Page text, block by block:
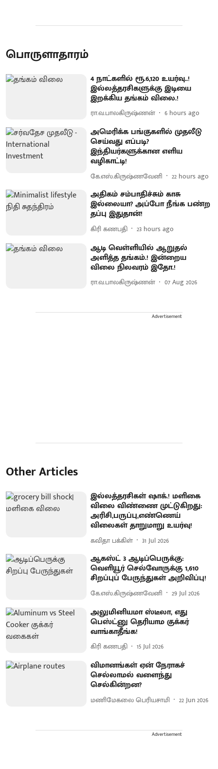
பொருளாதாரம்
4 நாட்களில் ரூ.6,120 உயர்வு..!
இல்லத்தரசிகளுக்கு இடியை
இறக்கிய தங்கம் விலை.!
ரா.வ.பாலகிருஷ்ணன் 6 hours ago
அமெரிக்க பங்குகளில் முதலீடு
செய்வது எப்படி?
இந்தியர்களுக்கான எளிய
வழிகாட்டி!
கே.எஸ்.கிருஷ்ணவேனி 22 hours ago
அதிகம் சம்பாதிச்சும் காசு
இல்லையா? அப்போ நீங்க பண்ற
தப்பு இதுதான்!
கிரி கணபதி 23 hours ago
ஆடி வெள்ளியில் ஆறுதல்
அளித்த தங்கம்.! இன்றைய
விலை நிலவரம் இதோ.!
ரா.வ.பாலகிருஷ்ணன் 07 Aug 2026
Advertisement
Other Articles
இல்லத்தரசிகள் ஷாக்.! மளிகை
விலை விண்ணை முட்டுகிறது:
அரிசி,பருப்பு,எண்ணெய்
விலைகள் தாறுமாறு உயர்வு!
கவிதா பக்கிள் 31 Jul 2026
ஆகஸ்ட் 3 ஆடிப்பெருக்கு:
வெளியூர் செல்வோருக்கு 1,610
சிறப்புப் பேருந்துகள் அறிவிப்பு!
கே.எஸ்.கிருஷ்ணவேனி 29 Jul 2026
அலுமினியமா ஸ்டீலா, எது
பெஸ்ட்னு தெரியாம குக்கர்
வாங்காதீங்க!
கிரி கணபதி 15 Jul 2026
விமானங்கள் ஏன் நேராகச்
செல்லாமல் வளைந்து
செல்கின்றன?
மணிமேகலை பெரியசாமி 22 Jun 2026
Advertisement